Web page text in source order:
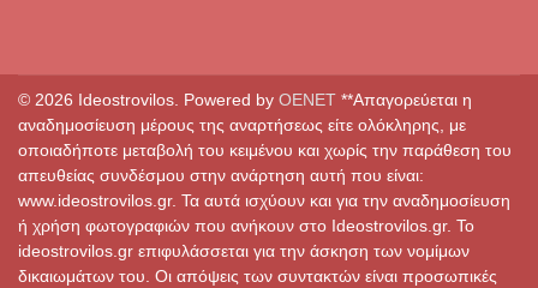
© 2026 Ideostrovilos. Powered by OENET **Απαγορεύεται η
αναδημοσίευση μέρους της αναρτήσεως είτε ολόκληρης, με
οποιαδήποτε μεταβολή του κειμένου και χωρίς την παράθεση του
απευθείας συνδέσμου στην ανάρτηση αυτή που είναι:
www.ideostrovilos.gr. Τα αυτά ισχύουν και για την αναδημοσίευση
ή χρήση φωτογραφιών που ανήκουν στο Ideostrovilos.gr. Το
ideostrovilos.gr επιφυλάσσεται για την άσκηση των νομίμων
δικαιωμάτων του. Οι απόψεις των συντακτών είναι προσωπικές